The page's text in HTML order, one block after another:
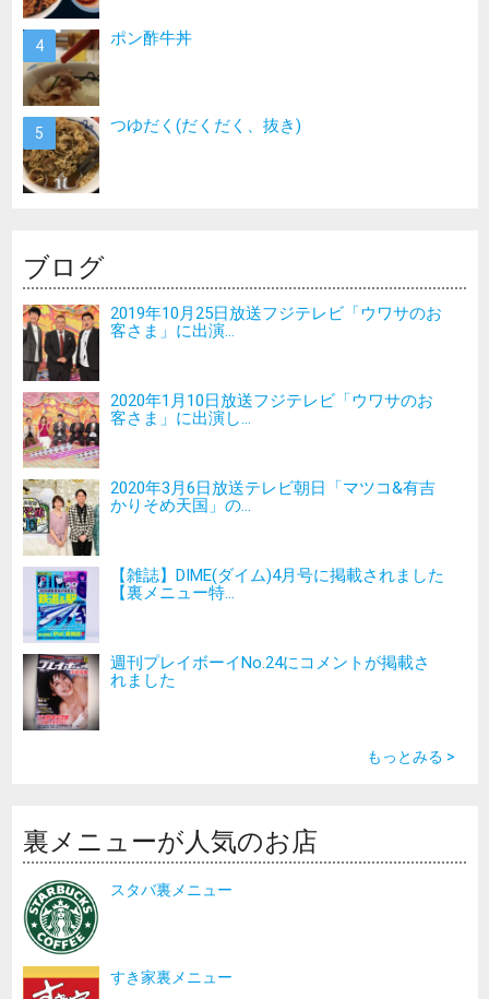
ポン酢牛丼
つゆだく(だくだく、抜き)
ブログ
2019年10月25日放送フジテレビ「ウワサのお
客さま」に出演...
2020年1月10日放送フジテレビ「ウワサのお
客さま」に出演し...
2020年3月6日放送テレビ朝日「マツコ&有吉
かりそめ天国」の...
【雑誌】DIME(ダイム)4月号に掲載されました
【裏メニュー特...
週刊プレイボーイNo.24にコメントが掲載さ
れました
もっとみる >
裏メニューが人気のお店
スタバ裏メニュー
すき家裏メニュー